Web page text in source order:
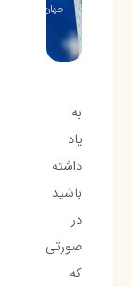
جهان…
به
یاد
داشته
باشید
در
صورتی
که